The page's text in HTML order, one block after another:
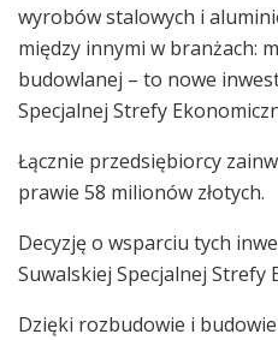
wyrobów stalowych i
między innymi w branżach:
budowlanej – to nowe
Specjalnej Strefy
Łącznie przedsiębiorcy
prawie 58 milionów złotych.
Decyzję o wsparciu tych
Suwalskiej Specjalnej Strefy
Dzięki rozbudowie i